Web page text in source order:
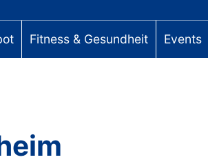
Fitness & Gesundheit Events